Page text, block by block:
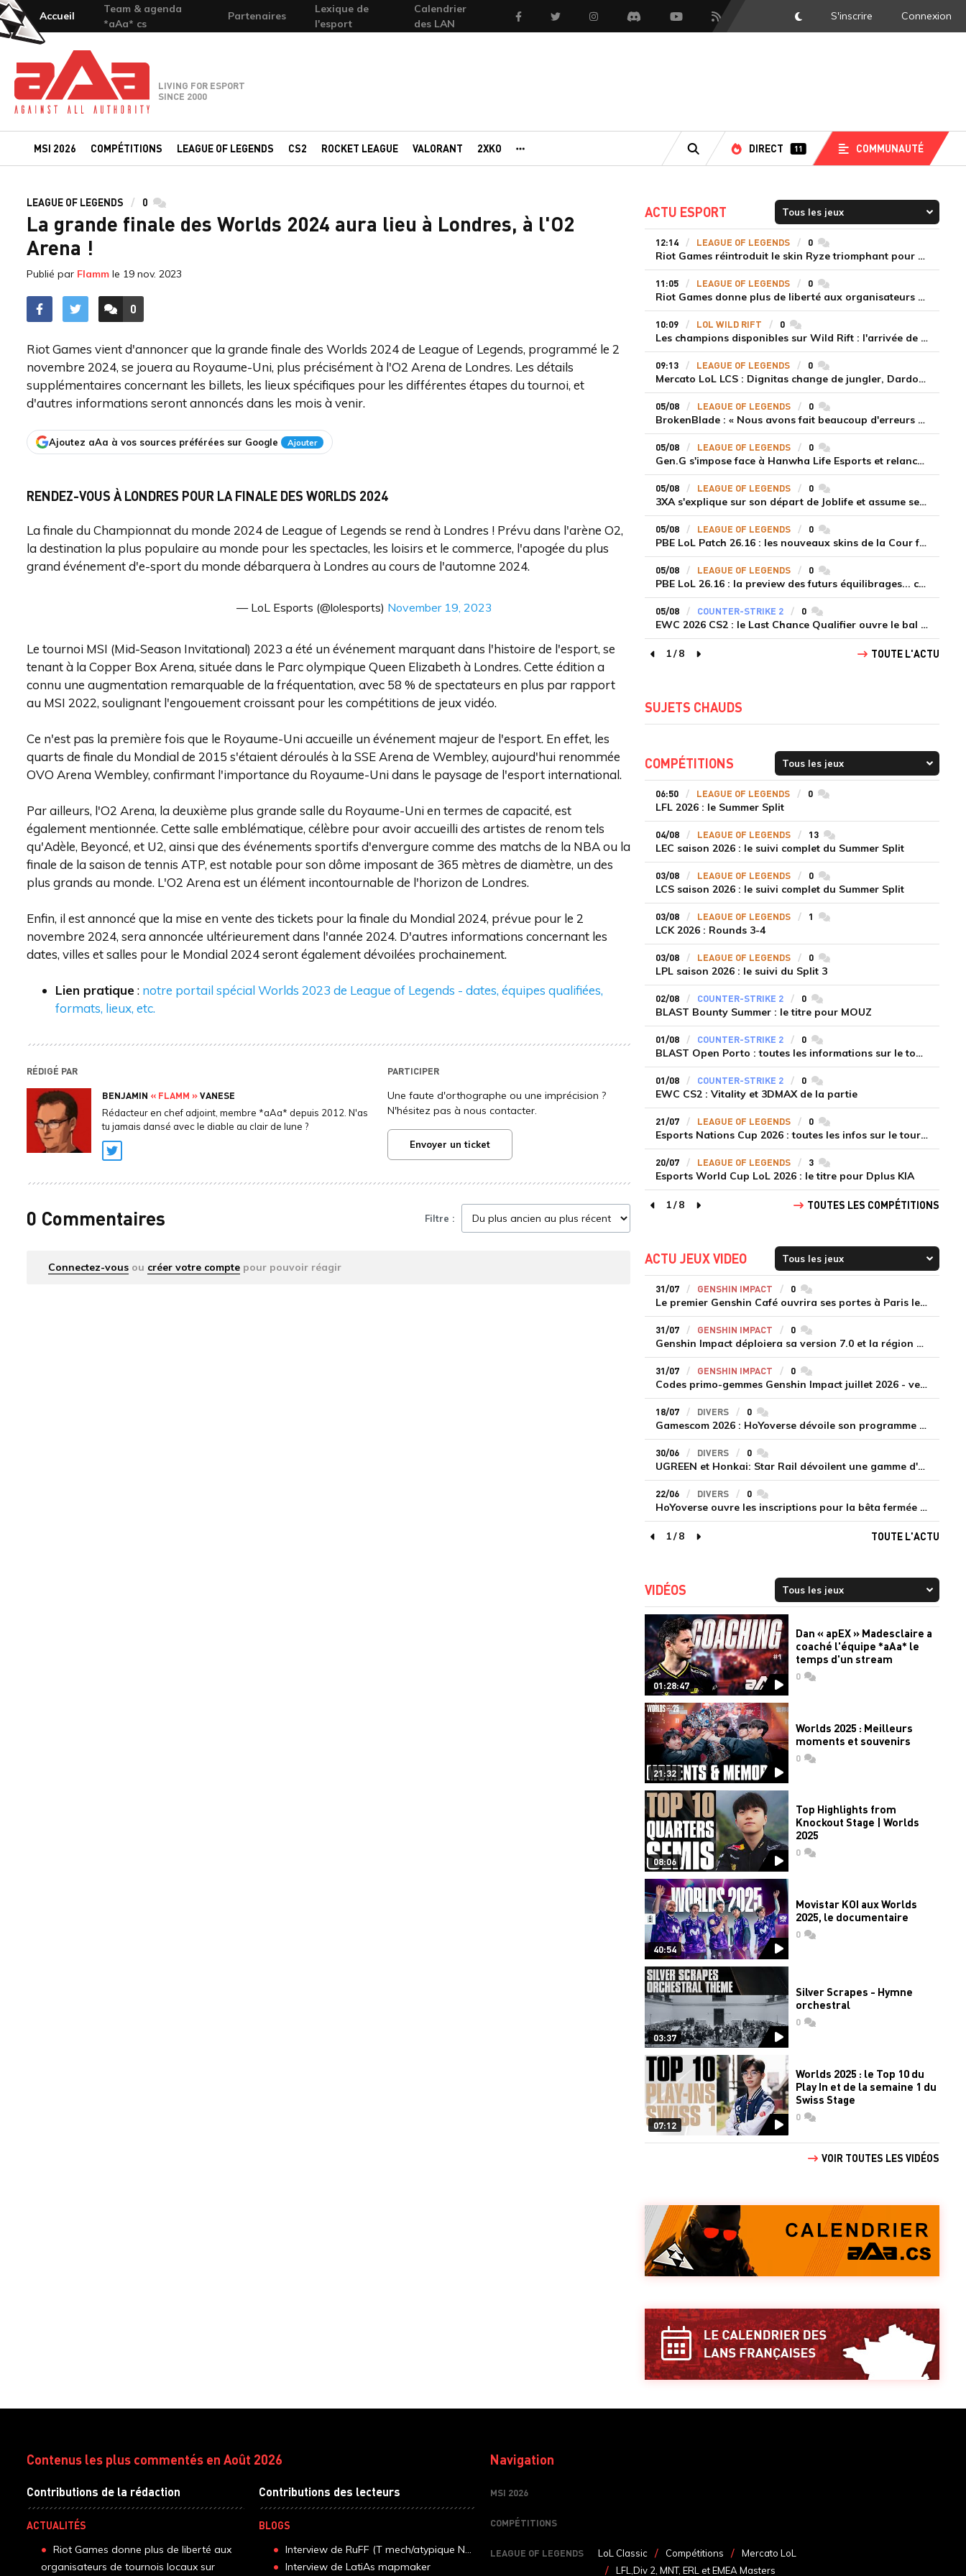
Accueil
Team & agenda
*aAa* cs
Partenaires
Lexique de
l'esport
Calendrier
des LAN
FacebookTwitter InstagramDiscord YoutubeFlux RSS DarkMode
S'inscrire Connexion
Team-aAa - against All authority
LIVING FOR ESPORT
SINCE 2000
MSI 2026 COMPÉTITIONS LEAGUE OF LEGENDS CS2 ROCKET LEAGUE VALORANT 2XKO
RECHERCHE
DIRECT 11 COMMUNAUTÉ
LEAGUE OF LEGENDS 0 commentaires
La grande finale des Worlds 2024 aura lieu à Londres, à l'O2
Arena !
Publié par Flamm le 19 nov. 2023
ACCÉDER AUX
0
COMMENTAIRES
Riot Games vient d'annoncer que la grande finale des Worlds 2024 de League of Legends, programmé le 2
novembre 2024, se jouera au Royaume-Uni, plus précisément à l'O2 Arena de Londres. Les détails
supplémentaires concernant les billets, les lieux spécifiques pour les différentes étapes du tournoi, et
d'autres informations seront annoncés dans les mois à venir.
Ajoutez aAa à vos sources préférées sur Google Ajouter
RENDEZ-VOUS À LONDRES POUR LA FINALE DES WORLDS 2024
La finale du Championnat du monde 2024 de League of Legends se rend à Londres ! Prévu dans l'arène O2,
la destination la plus populaire au monde pour les spectacles, les loisirs et le commerce, l'apogée du plus
grand événement d'e-sport du monde débarquera à Londres au cours de l'automne 2024.
— LoL Esports (@lolesports) November 19, 2023
Le tournoi MSI (Mid-Season Invitational) 2023 a été un événement marquant dans l'histoire de l'esport, se
tenant à la Copper Box Arena, située dans le Parc olympique Queen Elizabeth à Londres. Cette édition a
connu une augmentation remarquable de la fréquentation, avec 58 % de spectateurs en plus par rapport
au MSI 2022, soulignant l'engouement croissant pour les compétitions de jeux vidéo.
Ce n'est pas la première fois que le Royaume-Uni accueille un événement majeur de l'esport. En effet, les
quarts de finale du Mondial de 2015 s'étaient déroulés à la SSE Arena de Wembley, aujourd'hui renommée
OVO Arena Wembley, confirmant l'importance du Royaume-Uni dans le paysage de l'esport international.
Par ailleurs, l'O2 Arena, la deuxième plus grande salle du Royaume-Uni en termes de capacité, est
également mentionnée. Cette salle emblématique, célèbre pour avoir accueilli des artistes de renom tels
qu'Adèle, Beyoncé, et U2, ainsi que des événements sportifs d'envergure comme des matchs de la NBA ou la
finale de la saison de tennis ATP, est notable pour son dôme imposant de 365 mètres de diamètre, un des
plus grands au monde. L'O2 Arena est un élément incontournable de l'horizon de Londres.
Enfin, il est annoncé que la mise en vente des tickets pour la finale du Mondial 2024, prévue pour le 2
novembre 2024, sera annoncée ultérieurement dans l'année 2024. D'autres informations concernant les
dates, villes et salles pour le Mondial 2024 seront également dévoilées prochainement.
Lien pratique: notre portail spécial Worlds 2023 de League of Legends - dates, équipes qualifiées,
formats, lieux, etc.
RÉDIGÉ PAR
BENJAMIN « FLAMM »VANESE
Rédacteur en chef adjoint, membre *aAa* depuis 2012. N'as
tu jamais dansé avec le diable au clair de lune ?
Twitter
PARTICIPER
Une faute d'orthographe ou une imprécision ?
N'hésitez pas à nous contacter.
Envoyer un ticket
0 Commentaires Filtre :
Connectez-vous ou créer votre compte pour pouvoir réagir
ACTU ESPORT
12:14 LEAGUE OF LEGENDS 0commentaires
Riot Games réintroduit le skin Ryze triomphant pour récompenser la scène amateur
11:05 LEAGUE OF LEGENDS 0commentaires
Riot Games donne plus de liberté aux organisateurs de tournois locaux sur League of Legends
10:09 LOL WILD RIFT 0commentaires
Les champions disponibles sur Wild Rift : l'arrivée de Cho'Gath
09:13 LEAGUE OF LEGENDS 0commentaires
Mercato LoL LCS : Dignitas change de jungler, Dardoch fait son retour en LCS, eXyu annonce sa retraite
05/08 LEAGUE OF LEGENDS 0commentaires
BrokenBlade : « Nous avons fait beaucoup d'erreurs bêtes, mais une victoire reste une victoire et c'est une chose dont on peut se réjouir »
05/08 LEAGUE OF LEGENDS 0commentaires
Gen.G s'impose face à Hanwha Life Esports et relance sa dynamique en LCK
05/08 LEAGUE OF LEGENDS 0commentaires
3XA s'explique sur son départ de Joblife et assume ses torts
05/08 LEAGUE OF LEGENDS 0commentaires
PBE LoL Patch 26.16 : les nouveaux skins de la Cour féérique
05/08 LEAGUE OF LEGENDS 0commentaires
PBE LoL 26.16 : la preview des futurs équilibrages... coup d'arrêt pour les supports roamers
05/08 COUNTER-STRIKE 2 0commentaires
EWC 2026 CS2 : le Last Chance Qualifier ouvre le bal à Paris du 7 au 9 août
page précédente
1/8
page suivante
TOUTE L'ACTU
SUJETS CHAUDS
COMPÉTITIONS
06:50 LEAGUE OF LEGENDS 0commentaires
LFL 2026 : le Summer Split
04/08 LEAGUE OF LEGENDS 13commentaires
LEC saison 2026 : le suivi complet du Summer Split
03/08 LEAGUE OF LEGENDS 0commentaires
LCS saison 2026 : le suivi complet du Summer Split
03/08 LEAGUE OF LEGENDS 1 commentaires
LCK 2026 : Rounds 3-4
03/08 LEAGUE OF LEGENDS 0commentaires
LPL saison 2026 : le suivi du Split 3
02/08 COUNTER-STRIKE 2 0commentaires
BLAST Bounty Summer : le titre pour MOUZ
01/08 COUNTER-STRIKE 2 0commentaires
BLAST Open Porto : toutes les informations sur le tournoi
01/08 COUNTER-STRIKE 2 0commentaires
EWC CS2 : Vitality et 3DMAX de la partie
21/07 LEAGUE OF LEGENDS 0commentaires
Esports Nations Cup 2026 : toutes les infos sur le tournoi
20/07 LEAGUE OF LEGENDS 3commentaires
Esports World Cup LoL 2026 : le titre pour Dplus KIA
page précédente
1/8
page suivante
TOUTES LES COMPÉTITIONS
ACTU JEUX VIDEO
31/07 GENSHIN IMPACT 0commentaires
Le premier Genshin Café ouvrira ses portes à Paris le 14 août
31/07 GENSHIN IMPACT 0commentaires
Genshin Impact déploiera sa version 7.0 et la région de Snezhnaya le 12 août
31/07 GENSHIN IMPACT 0commentaires
Codes primo-gemmes Genshin Impact juillet 2026 - version 7.0
18/07 DIVERS 0commentaires
Gamescom 2026 : HoYoverse dévoile son programme et présente deux nouveaux jeux inédits
30/06 DIVERS 0commentaires
UGREEN et Honkai: Star Rail dévoilent une gamme d'accessoires de recharge en édition limitée
22/06 DIVERS 0commentaires
HoYoverse ouvre les inscriptions pour la bêta fermée de Honkai : Nexus Anima
page précédente
1/8
page suivante
TOUTE L'ACTU
VIDÉOS
01:28:47
Dan « apEX » Madesclaire a
coaché l'équipe *aAa* le
temps d'un stream
0commentaires
21:32
Worlds 2025 : Meilleurs
moments et souvenirs
0commentaires
08:06
Top Highlights from
Knockout Stage | Worlds
2025
0commentaires
40:54
Movistar KOI aux Worlds
2025, le documentaire
0commentaires
03:37
Silver Scrapes - Hymne
orchestral
0commentaires
07:12
Worlds 2025 : le Top 10 du
Play In et de la semaine 1 du
Swiss Stage
0commentaires
VOIR TOUTES LES VIDÉOS
Contenus les plus commentés en Août 2026
Contributions de la rédaction
ACTUALITÉS
Riot Games donne plus de liberté aux
organisateurs de tournois locaux sur
Contributions des lecteurs
BLOGS
Interview de RuFF (T mech/atypique N...
Interview de LatiAs mapmaker
Navigation
MSI 2026
COMPÉTITIONS
LEAGUE OF LEGENDS LoL Classic Compétitions
Mercato LoL
LFL,Div 2, MNT, ERL et EMEA Masters